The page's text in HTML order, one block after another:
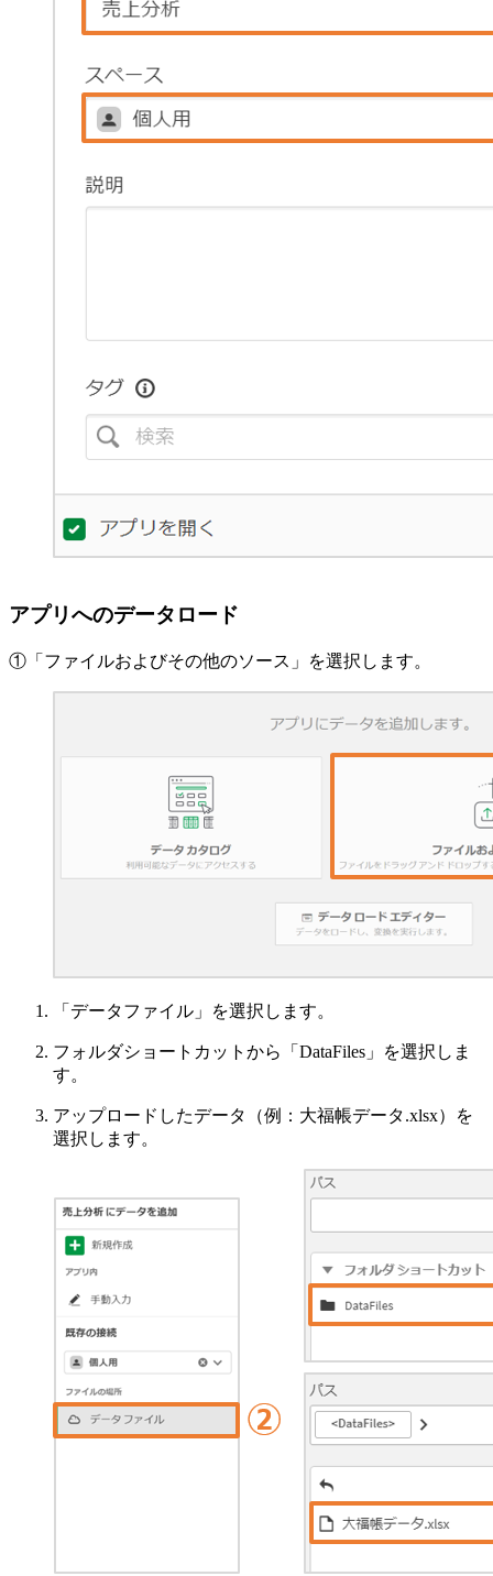
アプリへのデータロード
①「ファイルおよびその他のソース」を選択します。
「データファイル」を選択します。
フォルダショートカットから「DataFiles」を選択しま
す。
アップロードしたデータ（例：大福帳データ.xlsx）を
選択します。